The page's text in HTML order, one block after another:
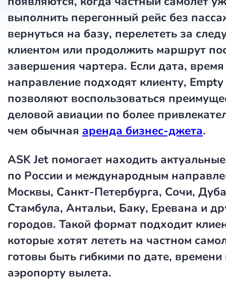
выполнить перегонный рейс без
вернуться на базу, перелететь за
клиентом или продолжить маршрут
завершения чартера. Если дата,
направление подходят клиенту,
позволяют воспользоваться
деловой авиации по более
чем обычная аренда бизнес-джета.
ASK Jet помогает находить
по России и международным
Москвы, Санкт-Петербурга, Сочи,
Стамбула, Антальи, Баку, Еревана и
городов. Такой формат подходит
которые хотят лететь на частном
готовы быть гибкими по дате, времени
аэропорту вылета.